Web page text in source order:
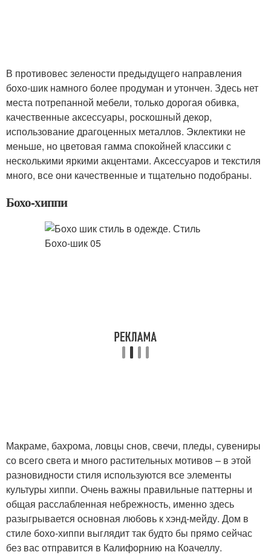
В противовес зелености предыдущего направления
бохо-шик намного более продуман и утончен. Здесь нет
места потрепанной мебели, только дорогая обивка,
качественные аксессуары, роскошный декор,
использование драгоценных металлов. Эклектики не
меньше, но цветовая гамма спокойней классики с
несколькими яркими акцентами. Аксессуаров и текстиля
много, все они качественные и тщательно подобраны.
Бохо-хиппи
Макраме, бахрома, ловцы снов, свечи, пледы, сувениры
со всего света и много растительных мотивов – в этой
разновидности стиля используются все элементы
культуры хиппи. Очень важны правильные паттерны и
общая расслабленная небрежность, именно здесь
разыгрывается основная любовь к хэнд-мейду. Дом в
стиле бохо-хиппи выглядит так будто бы прямо сейчас
без вас отправится в Калифорнию на Коачеллу.